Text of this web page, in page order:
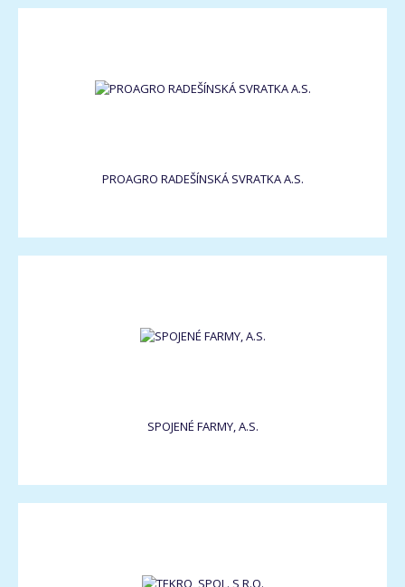
PROAGRO RADEŠÍNSKÁ SVRATKA A.S.
SPOJENÉ FARMY, A.S.